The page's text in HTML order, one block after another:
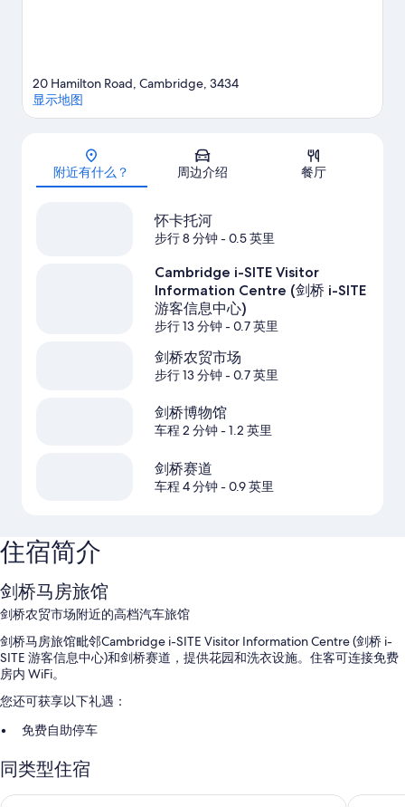
地图
20 Hamilton Road, Cambridge, 3434
显示地图
附近有什么？ 周边介绍 餐厅
怀卡托河
步行 8 分钟- 0.5 英里
Cambridge i-SITE Visitor
Information Centre (剑桥 i-SITE
游客信息中心)
步行 13 分钟- 0.7 英里
剑桥农贸市场
步行 13 分钟- 0.7 英里
剑桥博物馆
车程 2 分钟- 1.2 英里
剑桥赛道
车程 4 分钟- 0.9 英里
住宿简介
剑桥马房旅馆
剑桥农贸市场附近的高档汽车旅馆
剑桥马房旅馆毗邻Cambridge i-SITE Visitor Information Centre (剑桥 i-
SITE 游客信息中心)和剑桥赛道，提供花园和洗衣设施。住客可连接免费
房内 WiFi。
您还可获享以下礼遇：
免费自助停车
同类型住宿